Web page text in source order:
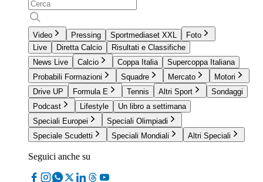
Video Pressing Sportmediaset XXL
Foto
Live
Diretta Calcio
Risultati e Classifiche
News Live
Calcio Coppa Italia
Supercoppa Italiana
Probabili Formazioni
Squadre Mercato
Motori
Drive UP
Formula E Tennis Altri Sport
Sondaggi
Podcast
Lifestyle
Un libro a settimana
Speciali Europei
Speciali Olimpiadi
Speciale Scudetti
Speciali Mondiali Altri Speciali
Seguici anche su